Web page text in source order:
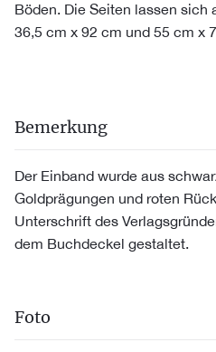
Böden. Die Seiten lassen sich
36,5 cm x 92 cm und 55 cm x
Bemerkung
Der Einband wurde aus
Goldprägungen und roten
Unterschrift des
dem Buchdeckel gestaltet.
Foto